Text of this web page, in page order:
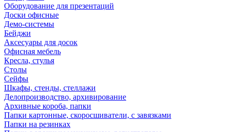
Оборудование для презентаций
Доски офисные
Демо-системы
Бейджи
Аксесуары для досок
Офисная мебель
Кресла, стулья
Столы
Сейфы
Шкафы, стенды, стеллажи
Делопроизводство, архивирование
Архивные короба, папки
Папки картонные, скоросшиватели, с завязками
Папки на резинках